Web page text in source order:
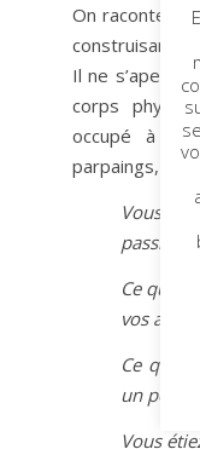
On raconte
construisant
Il ne
corps
occupé à sa
parpaings,
Vous
Ce qui
vos
Ce qui
un peu
Vous